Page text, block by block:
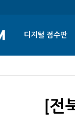
디지털 점수판
[전